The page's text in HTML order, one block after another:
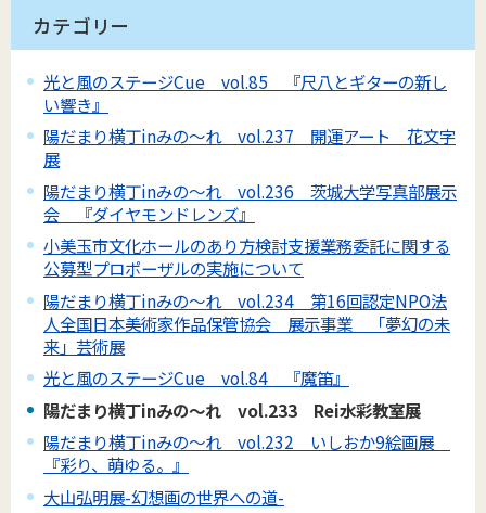
カテゴリー
光と風のステージCue vol.85 『尺八とギターの新し
い響き』
陽だまり横丁inみの～れ vol.237 開運アート 花文字
展
陽だまり横丁inみの～れ vol.236 茨城大学写真部展示
会 『ダイヤモンドレンズ』
小美玉市文化ホールのあり方検討支援業務委託に関する
公募型プロポーザルの実施について
陽だまり横丁inみの～れ vol.234 第16回認定NPO法
人全国日本美術家作品保管協会 展示事業 「夢幻の未
来」芸術展
光と風のステージCue vol.84 『魔笛』
陽だまり横丁inみの～れ vol.233 Rei水彩教室展
陽だまり横丁inみの～れ vol.232 いしおか9絵画展
『彩り、萌ゆる。』
大山弘明展-幻想画の世界への道-